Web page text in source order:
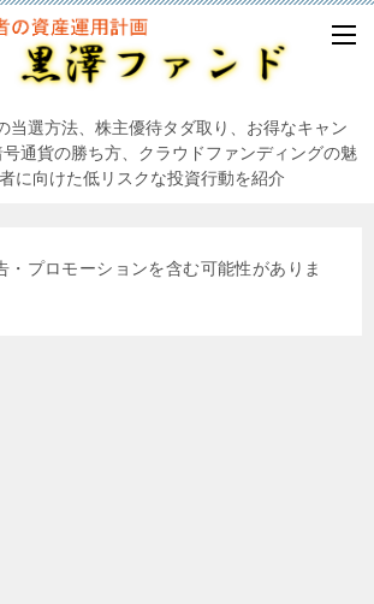
当選方法、株主優待タダ取り、お得なキャン
通貨の勝ち方、クラウドファンディングの魅
に向けた低リスクな投資行動を紹介
・プロモーションを含む可能性がありま